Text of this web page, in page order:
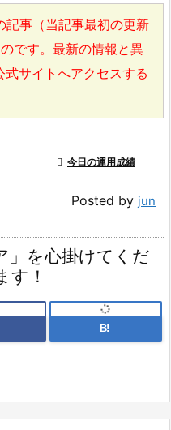
記事（当記事最初の更新
です。最新の情報と異
サイトへアクセスする
 今日の運用成績
Posted by jun
」を心掛けてくだ
す！
B!